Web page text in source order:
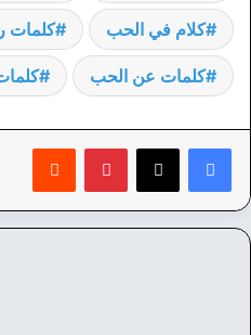
كلام في الحب كلمات
كلمات عن الحب
بينتيريست